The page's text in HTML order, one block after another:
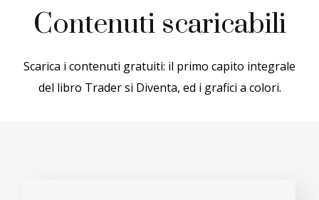
Contenuti scaricabili
Scarica i contenuti gratuiti: il primo capito integrale
del libro Trader si Diventa, ed i grafici a colori.